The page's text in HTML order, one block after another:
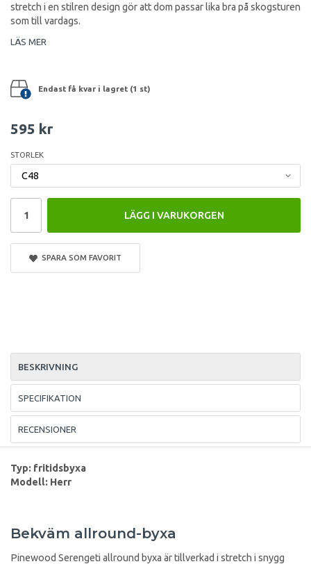
stretch i en stilren design gör att dom passar lika bra på skogsturen
som till vardags.
LÄS MER
Endast få kvar i lagret (1 st)
595 kr
STORLEK
LÄGG I VARUKORGEN
SPARA SOM FAVORIT
BESKRIVNING
SPECIFIKATION
RECENSIONER
Typ: fritidsbyxa
Modell: Herr
Bekväm allround-byxa
Pinewood Serengeti allround byxa är tillverkad i stretch i snygg